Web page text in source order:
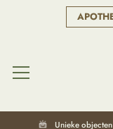
Unieke objecten